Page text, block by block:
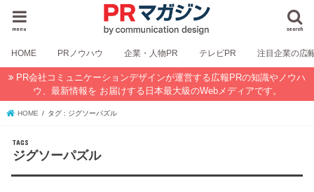
search
menu
HOME PRノウハウ 企業・人物PR テレビPR 注目企業の広
PR会社コミュニケーションデザインが運営する広報PRの知識やノウハ
ウ、最新情報を お届けする日本最大級のWebメディアです。
HOME タグ : ジグソーパズル
ジグソーパズル